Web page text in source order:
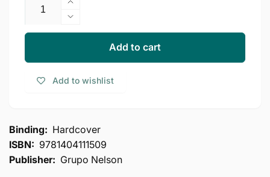
Increase
quantity
for
cara:
mentiras
sobre
quien
Decrease
quantity
Amiga,
esa
de
creer
mentiras
sobre
Add to cart
Add to wishlist
Binding: Hardcover
ISBN: 9781404111509
Publisher: Grupo Nelson